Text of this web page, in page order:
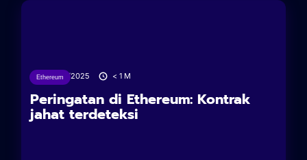
Ethereum
02/06/2025 < 1 M
Peringatan di Ethereum: Kontrak
jahat terdeteksi